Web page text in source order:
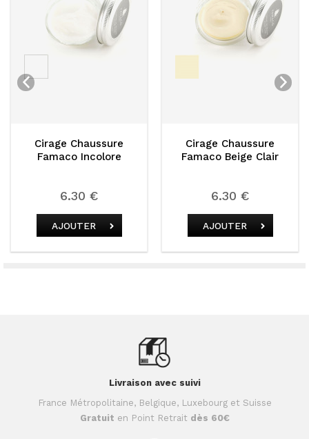
Chaussure
Incolore
Cirage Chaussure
Famaco Beige Clair
Livraison avec suivi
France Métropolitaine, Belgique, Luxebourg et Suisse
Gratuit en Point Retrait dès 60€